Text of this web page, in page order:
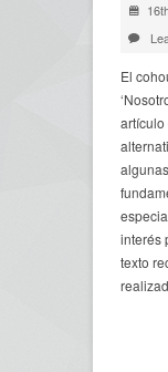
El
artículo
interés
texto